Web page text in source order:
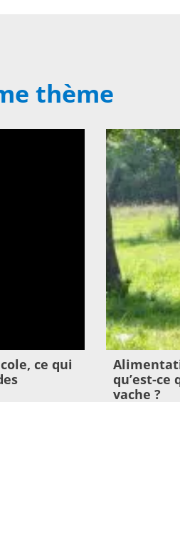
thème
ce qui
qu’est-ce
vache ?